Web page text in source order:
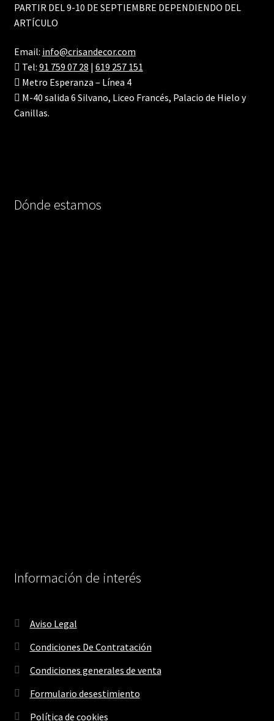
PARTIR DEL 9-10 DE SEPTIEMBRE DEPENDIENDO DEL
ARTÍCULO
Email: info@crisandecor.com
Tel: 91 759 07 28 | 619 257 151
Metro Esperanza – Línea 4
M-40 salida 6 Silvano, Liceo Francés, Palacio de Hielo y
Canillas.
Dónde estamos
Información de interés
Aviso Legal
Condiciones De Contratación
Condiciones generales de venta
Formulario desestimiento
Política de cookies